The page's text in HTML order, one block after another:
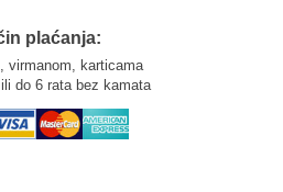
plaćanja:
virmanom, karticama
do 6 rata bez kamata